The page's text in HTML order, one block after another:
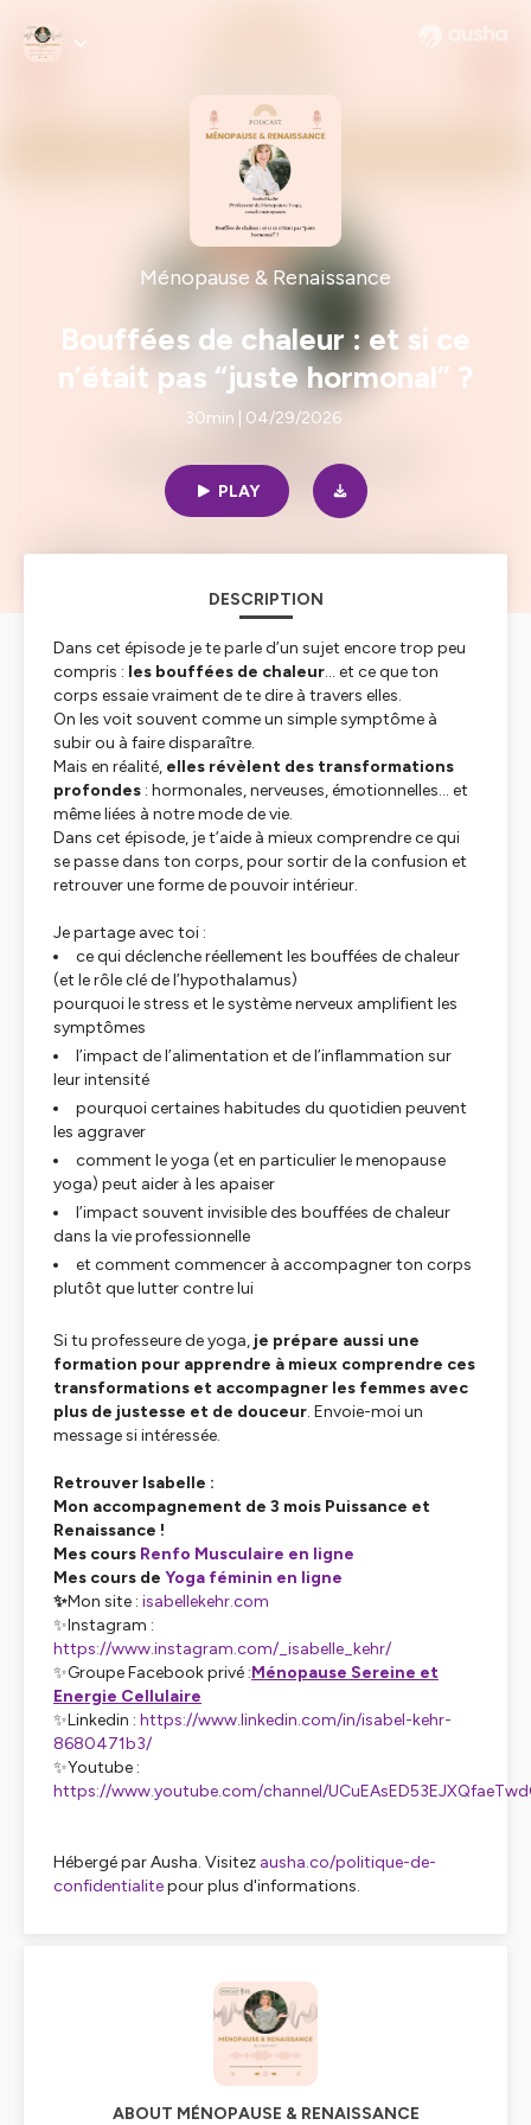
Ménopause & Renaissance
Bouffées de chaleur : et si ce
n’était pas “juste hormonal” ?
30min | 04/29/2026
PLAY
DESCRIPTION
Dans cet épisode je te parle d’un sujet encore trop peu
compris : les bouffées de chaleur… et ce que ton
corps essaie vraiment de te dire à travers elles.
On les voit souvent comme un simple symptôme à
subir ou à faire disparaître.
Mais en réalité, elles révèlent des transformations
profondes : hormonales, nerveuses, émotionnelles… et
même liées à notre mode de vie.
Dans cet épisode, je t’aide à mieux comprendre ce qui
se passe dans ton corps, pour sortir de la confusion et
retrouver une forme de pouvoir intérieur.
Je partage avec toi :
ce qui déclenche réellement les bouffées de chaleur
(et le rôle clé de l’hypothalamus)
pourquoi le stress et le système nerveux amplifient les
symptômes
l’impact de l’alimentation et de l’inflammation sur
leur intensité
pourquoi certaines habitudes du quotidien peuvent
les aggraver
comment le yoga (et en particulier le menopause
yoga) peut aider à les apaiser
l’impact souvent invisible des bouffées de chaleur
dans la vie professionnelle
et comment commencer à accompagner ton corps
plutôt que lutter contre lui
Si tu professeure de yoga, je prépare aussi une
formation pour apprendre à mieux comprendre ces
transformations et accompagner les femmes avec
plus de justesse et de douceur. Envoie-moi un
message si intéressée.
Retrouver Isabelle :
Mon accompagnement de 3 mois Puissance et
Renaissance !
Mes cours Renfo Musculaire en ligne
Mes cours de Yoga féminin en ligne
✨Mon site : isabellekehr.com
✨Instagram :
https://www.instagram.com/_isabelle_kehr/
✨Groupe Facebook privé :Ménopause Sereine et
Energie Cellulaire
✨Linkedin : https://www.linkedin.com/in/isabel-kehr-
8680471b3/
✨Youtube :
https://www.youtube.com/channel/
Hébergé par Ausha. Visitez ausha.co/politique-de-
confidentialitepour plus d'informations.
ABOUT MÉNOPAUSE & RENAISSANCE